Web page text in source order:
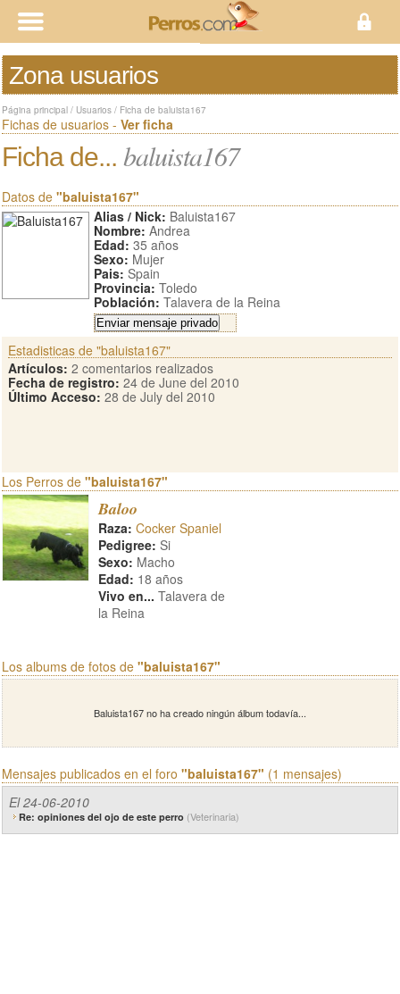
Zona usuarios
Página principal / Usuarios / Ficha de baluista167
Fichas de usuarios - Ver ficha
Ficha de... baluista167
Datos de "baluista167"
Alias / Nick: Baluista167
Nombre: Andrea
Edad: 35 años
Sexo: Mujer
Pais: Spain
Provincia: Toledo
Población: Talavera de la Reina
Estadisticas de "baluista167"
Artículos: 2 comentarios realizados
Fecha de registro: 24 de June del 2010
Último Acceso: 28 de July del 2010
Los Perros de "baluista167"
Baloo
Raza: Cocker Spaniel
Pedigree: Si
Sexo: Macho
Edad: 18 años
Vivo en... Talavera de
la Reina
Los albums de fotos de "baluista167"
Baluista167 no ha creado ningún álbum todavía...
Mensajes publicados en el foro "baluista167" (1 mensajes)
El 24-06-2010
Re: opiniones del ojo de este perro (Veterinaria)